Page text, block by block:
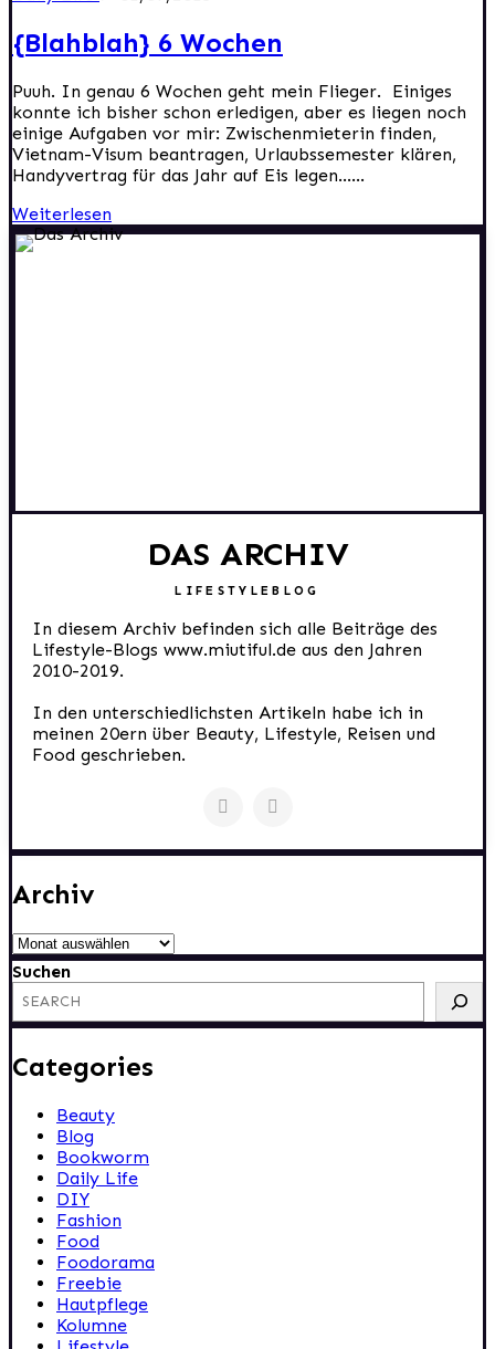
{Blahblah} 6 Wochen
Puuh. In genau 6 Wochen geht mein Flieger. Einiges
konnte ich bisher schon erledigen, aber es liegen noch
einige Aufgaben vor mir: Zwischenmieterin finden,
Vietnam-Visum beantragen, Urlaubssemester klären,
Handyvertrag für das Jahr auf Eis legen…...
Weiterlesen
DAS ARCHIV
LIFESTYLEBLOG
In diesem Archiv befinden sich alle Beiträge des
Lifestyle-Blogs www.miutiful.de aus den Jahren
2010-2019.
In den unterschiedlichsten Artikeln habe ich in
meinen 20ern über Beauty, Lifestyle, Reisen und
Food geschrieben.
Archiv
Archiv
Suchen
Categories
Beauty
Blog
Bookworm
Daily Life
DIY
Fashion
Food
Foodorama
Freebie
Hautpflege
Kolumne